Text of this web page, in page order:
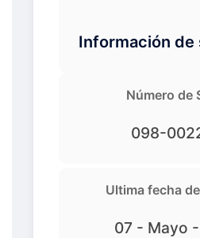
Información de
Número de
098-
Ultima fecha
07 - Mayo